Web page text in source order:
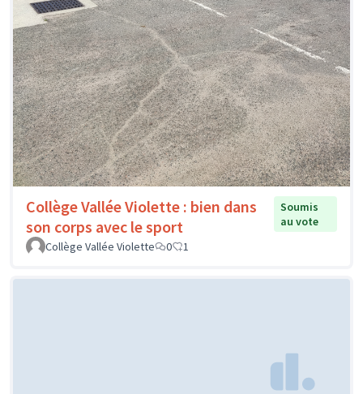
Collège Vallée Violette : bien dans
son corps avec le sport
Soumis
au vote
Collège Vallée Violette
0 1